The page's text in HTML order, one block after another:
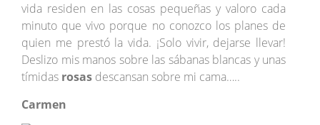
vida residen en las cosas pequeñas y valoro cada
minuto que vivo porque no conozco los planes de
quien me prestó la vida. ¡Solo vivir, dejarse llevar!
Deslizo mis manos sobre las sábanas blancas y unas
tímidas rosas descansan sobre mi cama…..
Carmen